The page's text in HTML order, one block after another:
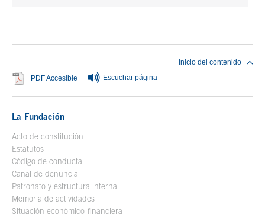
PDF Accesible Se abre en ventana nueva
Escuchar página
Inicio del contenido
La Fundación
Acto de constitución
Estatutos
Código de conducta
Canal de denuncia
Patronato y estructura interna
Memoria de actividades
Situación económico-financiera